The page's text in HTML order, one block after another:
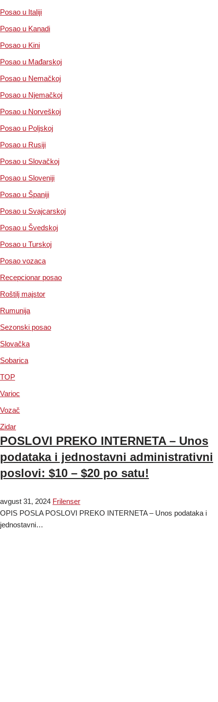
Posao u Italiji
Posao u Kanadi
Posao u Kini
Posao u Mađarskoj
Posao u Nemačkoj
Posao u Njemačkoj
Posao u Norveškoj
Posao u Poljskoj
Posao u Rusiji
Posao u Slovačkoj
Posao u Sloveniji
Posao u Španiji
Posao u Svajcarskoj
Posao u Švedskoj
Posao u Turskoj
Posao vozaca
Recepcionar posao
Roštilj majstor
Rumunija
Sezonski posao
Slovačka
Sobarica
TOP
Varioc
Vozač
Zidar
POSLOVI PREKO INTERNETA – Unos
podataka i jednostavni administrativni
poslovi: $10 – $20 po satu!
avgust 31, 2024 Frilenser
OPIS POSLA POSLOVI PREKO INTERNETA – Unos podataka i
jednostavni…